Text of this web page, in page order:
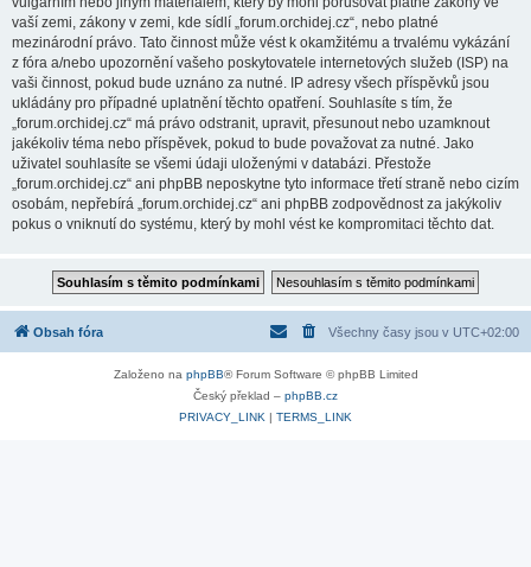
vaší zemi, zákony v zemi, kde sídlí „forum.orchidej.cz“, nebo platné
mezinárodní právo. Tato činnost může vést k okamžitému a trvalému vykázání
z fóra a/nebo upozornění vašeho poskytovatele internetových služeb (ISP) na
vaši činnost, pokud bude uznáno za nutné. IP adresy všech příspěvků jsou
ukládány pro případné uplatnění těchto opatření. Souhlasíte s tím, že
„forum.orchidej.cz“ má právo odstranit, upravit, přesunout nebo uzamknout
jakékoliv téma nebo příspěvek, pokud to bude považovat za nutné. Jako
uživatel souhlasíte se všemi údaji uloženými v databázi. Přestože
„forum.orchidej.cz“ ani phpBB neposkytne tyto informace třetí straně nebo cizím
osobám, nepřebírá „forum.orchidej.cz“ ani phpBB zodpovědnost za jakýkoliv
pokus o vniknutí do systému, který by mohl vést ke kompromitaci těchto dat.
Obsah fóra Všechny časy jsou v UTC+02:00
Založeno na phpBB® Forum Software © phpBB Limited
Český překlad – phpBB.cz
PRIVACY_LINK | TERMS_LINK